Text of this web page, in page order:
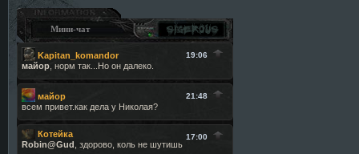
Мини-чат